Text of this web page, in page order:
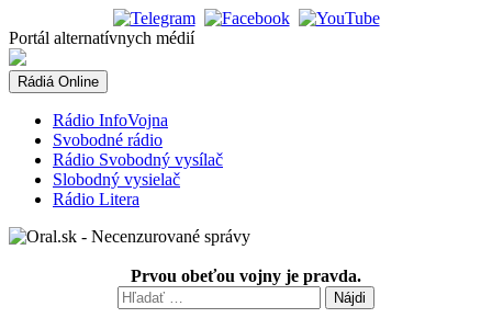
to
content
Portál alternatívnych médií
Rádiá Online
Rádio InfoVojna
Svobodné rádio
Rádio Svobodný vysílač
Slobodný vysielač
Rádio Litera
Prvou obeťou vojny je pravda.
Hľadať: